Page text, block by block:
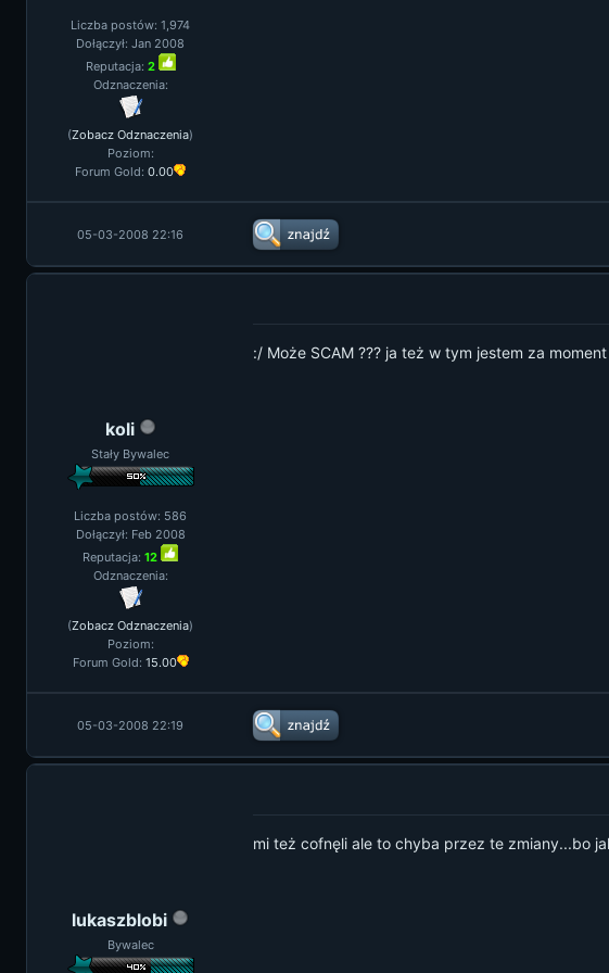
Liczba postów: 1,974
Dołączył: Jan 2008
Reputacja: 2
Odznaczenia:
(Zobacz Odznaczenia)
Poziom:
Forum Gold: 0.00
05-03-2008 22:16
koli
Stały Bywalec
Liczba postów: 586
Dołączył: Feb 2008
Reputacja: 12
Odznaczenia:
(Zobacz Odznaczenia)
Poziom:
Forum Gold: 15.00
:/ Może SCAM ??? ja też w tym jestem za
05-03-2008 22:19
lukaszblobi
Bywalec
mi też cofnęli ale to chyba przez te zmiany...bo